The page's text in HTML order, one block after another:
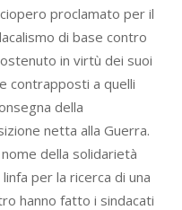
proclamato per il
di base contro
in virtù dei suoi
contrapposti a quelli
della
netta alla Guerra.
della solidarietà
per la ricerca di una
hanno fatto i sindacati